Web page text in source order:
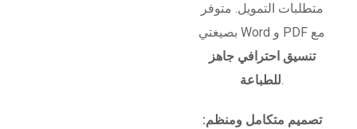
متطلبات التمويل. متوفر
بصيغتي Word و PDF مع
تنسيق احترافي جاهز
للطباعة.
تصميم متكامل ومنظم: